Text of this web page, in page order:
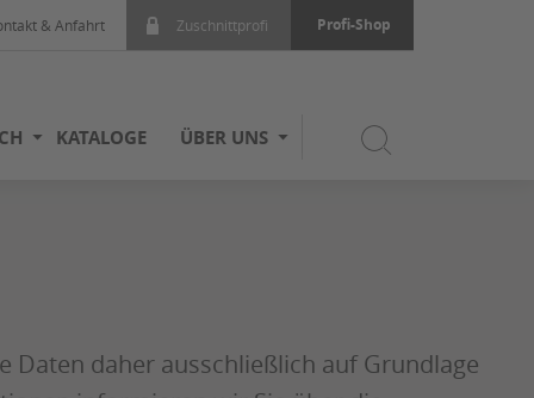
& Anfahrt Zuschnittprofi Profi-Shop
KATALOGE ÜBER UNS
Daten daher ausschließlich auf Grundlage